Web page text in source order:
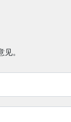
。